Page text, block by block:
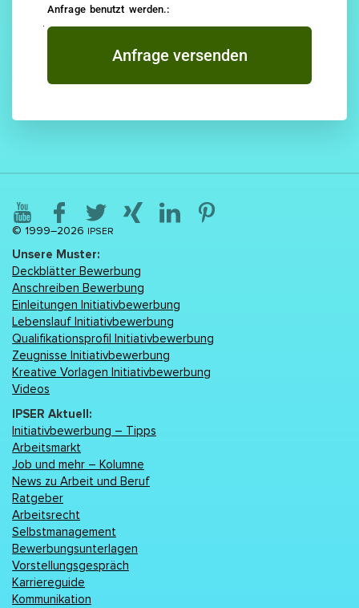
Anfrage benutzt werden.:
Anfrage versenden
© 1999–2026 IPSER
Unsere Muster:
Deckblätter Bewerbung
Anschreiben Bewerbung
Einleitungen Initiativbewerbung
Lebenslаuf Initiativbewerbung
Qualifikationsprofil Initiativbewerbung
Zeugnisse Initiativbewerbung
Kreative Vorlagen Initiativbewerbung
Videos
IPSER Aktuell:
Initiativbewerbung – Tipps
Arbeitsmarkt
Job und mehr – Kolumne
News zu Arbeit und Beruf
Ratgeber
Arbeitsrecht
Selbstmanagement
Bewerbungsunterlagen
Vorstellungsgespräch
Karriereguide
Kommunikation